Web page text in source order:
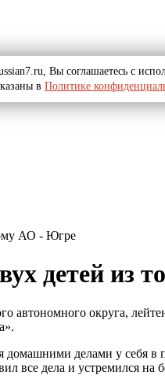
АО - Югре
детей из
автономного округа,
делами у себя в
все дела и устремился на
Вы соглашаетесь с
в Политике